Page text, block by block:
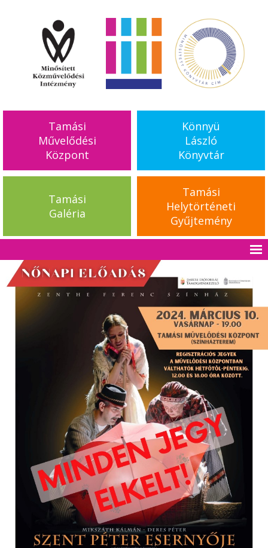
Tamási
Művelődési
Központ
Könnyü
László
Könyvtár
Tamási
Galéria
Tamási
Helytörténeti
Gyűjtemény